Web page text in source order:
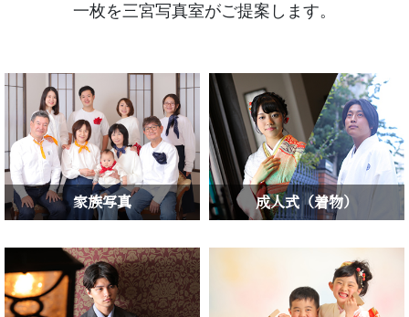
一枚を三宮写真室がご提案します。
家族写真 成人式（着物）